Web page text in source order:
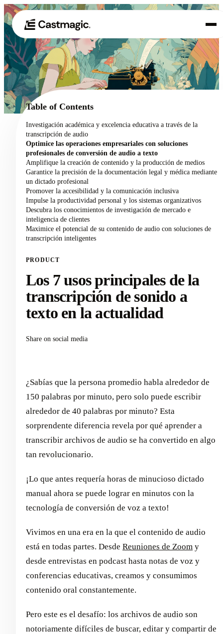
01 Producto
02 Casos de uso
Precios
Acerca de nosotros
Table of Contents
Investigación académica y excelencia educativa a través de la
transcripción de audio
Optimice las operaciones empresariales con soluciones
profesionales de conversión de audio a texto
Amplifique la creación de contenido y la producción de medios
Garantice la precisión de la documentación legal y médica mediante
un dictado profesional
Promover la accesibilidad y la comunicación inclusiva
Impulse la productividad personal y los sistemas organizativos
Descubra los conocimientos de investigación de mercado e
inteligencia de clientes
Maximice el potencial de su contenido de audio con soluciones de
transcripción inteligentes
PRODUCT
Los 7 usos principales de la
transcripción de sonido a
texto en la actualidad
Share on social media
¿Sabías que la persona promedio habla alrededor de
150 palabras por minuto, pero solo puede escribir
alrededor de 40 palabras por minuto? Esta
sorprendente diferencia revela por qué aprender a
transcribir archivos de audio se ha convertido en algo
tan revolucionario.
¡Lo que antes requería horas de minucioso dictado
manual ahora se puede lograr en minutos con la
tecnología de conversión de voz a texto!
Vivimos en una era en la que el contenido de audio
está en todas partes. Desde Reuniones de Zoom y
desde entrevistas en podcast hasta notas de voz y
conferencias educativas, creamos y consumimos
contenido oral constantemente.
Pero este es el desafío: los archivos de audio son
notoriamente difíciles de buscar, editar y compartir de